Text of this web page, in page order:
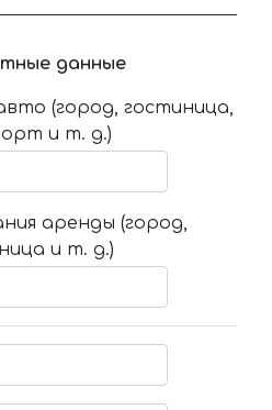
данные
(город, гостиница,
и т. д.)
аренды (город,
и т. д.)